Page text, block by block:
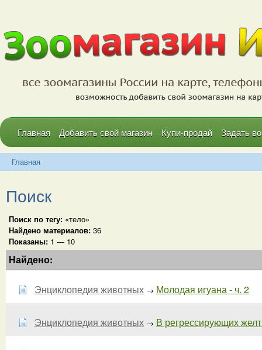
Главная Добавить свой магазин Купи-продай Задать
Главная
Поиск
Поиск по тегу: «тело»
Найдено материалов: 36
Показаны: 1 — 10
Найдено:
Энциклопедия животных → Молодая игуана - ч. 2
Энциклопедия животных → В регрессирующих